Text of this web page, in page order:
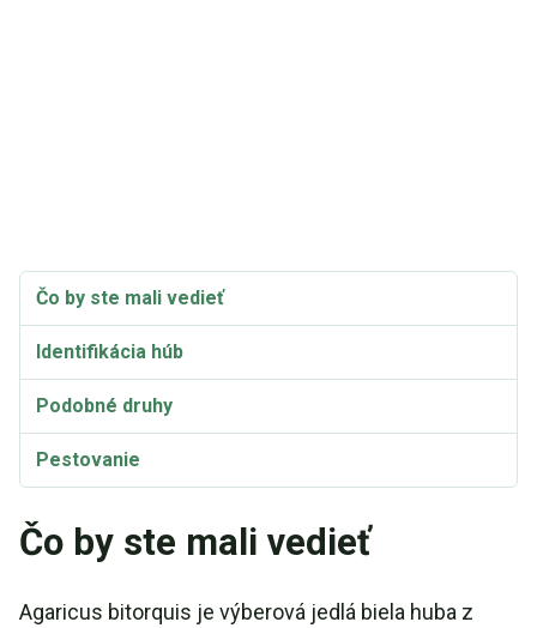
Čo by ste mali vedieť
Identifikácia húb
Podobné druhy
Pestovanie
Synonymá
Čo by ste mali vedieť
Agaricus bitorquis je výberová jedlá biela huba z